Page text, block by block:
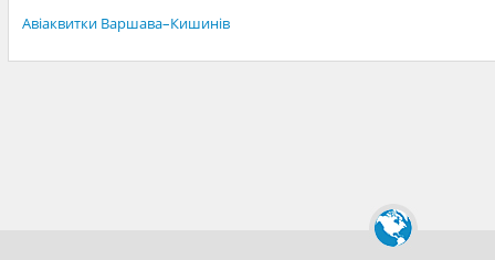
Авіаквитки Варшава–Кишинів